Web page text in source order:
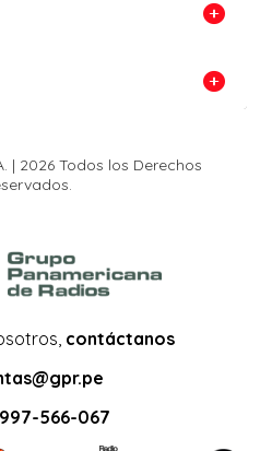
| 2026 Todos los Derechos
contáctanos
566-067